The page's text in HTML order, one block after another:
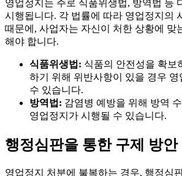
영업정지는 주로 식품위생법, 방역법 등
시행됩니다. 각 법률에 따라 영업정지의
때문에, 사업자는 자신이 처한 상황에 맞
해야 합니다.
식품위생법: 식품의 안전성을 확보
하기 위해 위반사항이 있을 경우 영
수 있습니다.
방역법: 감염병 예방을 위해 방역
영업정지가 시행될 수 있습니다.
행정심판을 통한 구제 방안
영업정지 처분에 불복하는 경우, 행정심